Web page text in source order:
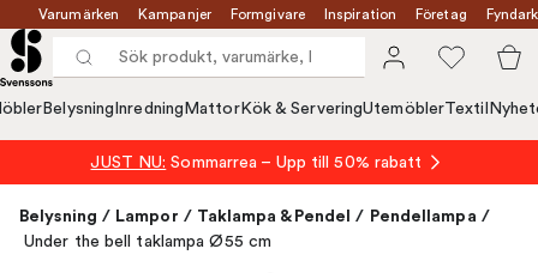
Varumärken Kampanjer Formgivare Inspiration Företag
Belysning Inredning MattorKök & ServeringUtemöblerTextil
JUST NU: Sommarrea – Upp till 50% rabatt
Belysning / Lampor / Taklampa & Pendel / Pendellampa /
Under the bell taklampa Ø55 cm